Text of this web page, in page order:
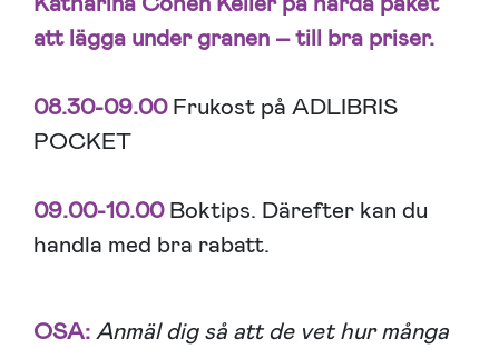
att lägga under granen – till bra priser.
08.30-09.00Frukost på ADLIBRIS
POCKET
09.00-10.00Boktips. Därefter kan du
handla med bra rabatt.
OSA:Anmäl dig så att de vet hur många